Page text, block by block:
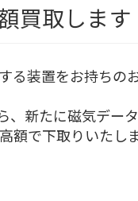
買取します
る装置をお持ちの
、新たに磁気デー
額で下取りいたし